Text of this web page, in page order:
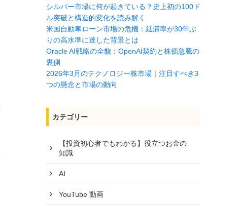
シルバー市場に何が起きている？史上初の100ド
ル突破と構造的変化を読み解く
米国自動車ローン市場の危機：延滞率が30年ぶ
りの高水準に達した背景とは
Oracle AI戦略の全貌：OpenAI契約と株価急騰の
裏側
2026年3月のテクノロジー株市場｜注目すべき3
つの懸念と市場の動向
カテゴリー
【投資初心者でもわかる】役立つお金の
知識
AI
YouTube 動画